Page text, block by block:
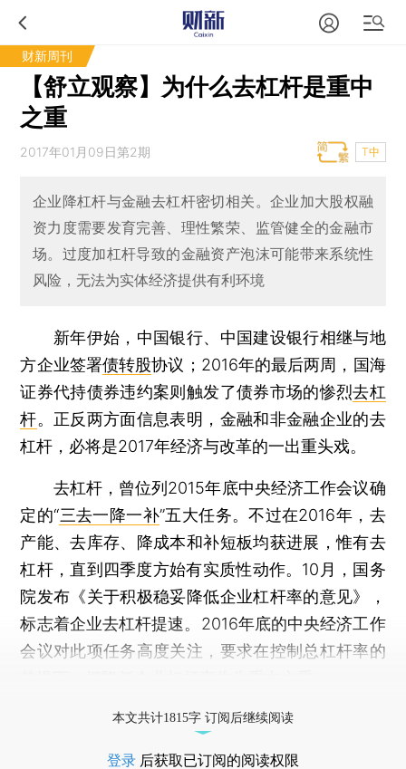
财新周刊
【舒立观察】为什么去杠杆是重中
之重
2017年01月09日第2期 T中
企业降杠杆与金融去杠杆密切相关。企业加大股权融
资力度需要发育完善、理性繁荣、监管健全的金融市
场。过度加杠杆导致的金融资产泡沫可能带来系统性
风险，无法为实体经济提供有利环境
新年伊始，中国银行、中国建设银行相继与地
方企业签署债转股协议；2016年的最后两周，国海
证券代持债券违约案则触发了债券市场的惨烈去杠
杆。正反两方面信息表明，金融和非金融企业的去
杠杆，必将是2017年经济与改革的一出重头戏。
去杠杆，曾位列2015年底中央经济工作会议确
定的“三去一降一补”五大任务。不过在2016年，去
产能、去库存、降成本和补短板均获进展，惟有去
杠杆，直到四季度方始有实质性动作。10月，国务
院发布《关于积极稳妥降低企业杠杆率的意见》，
标志着企业去杠杆提速。2016年底的中央经济工作
会议对此项任务高度关注，要求在控制总杠杆率的
本文共计1815字 订阅后继续阅读
登录 后获取已订阅的阅读权限